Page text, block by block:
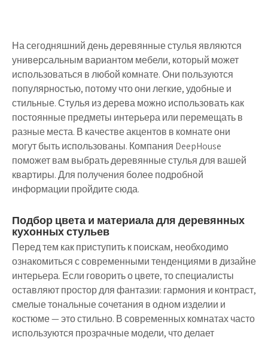
На сегодняшний день деревянные стулья являются
универсальным вариантом мебели, который может
использоваться в любой комнате. Они пользуются
популярностью, потому что они легкие, удобные и
стильные. Стулья из дерева можно использовать как
постоянные предметы интерьера или перемещать в
разные места. В качестве акцентов в комнате они
могут быть использованы. Компания DeepHouse
поможет вам выбрать деревянные стулья для вашей
квартиры. Для получения более подробной
информации пройдите сюда.
Подбор цвета и материала для деревянных
кухонных стульев
Перед тем как приступить к поискам, необходимо
ознакомиться с современными тенденциями в дизайне
интерьера. Если говорить о цвете, то специалисты
оставляют простор для фантазии: гармония и контраст,
смелые тональные сочетания в одном изделии и
костюме — это стильно. В современных комнатах часто
используются прозрачные модели, что делает